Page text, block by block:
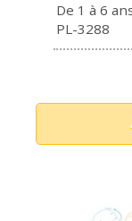
De 1 à 6
PL-3288